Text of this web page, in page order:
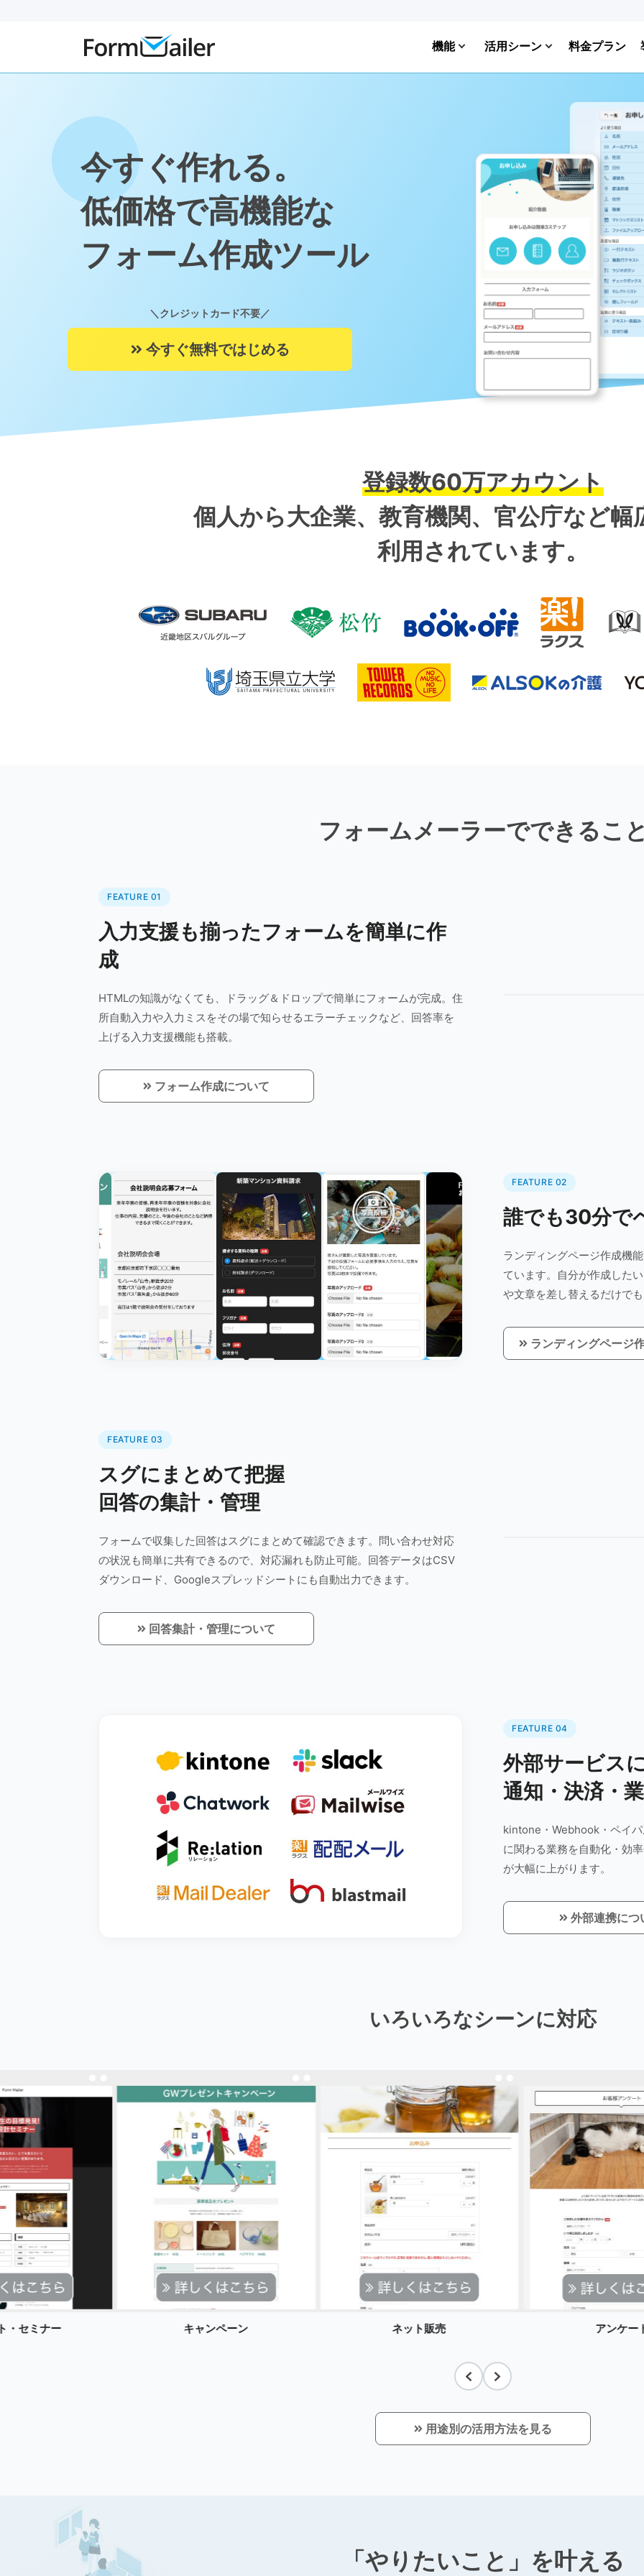
機能 活用シーン 料金プラン
今すぐ作れる。
低価格で高機能な
フォーム作成ツール
＼クレジットカード不要／
今すぐ無料ではじめる
登録数60万アカウント
個人から大企業、教育機関、官公庁など幅
利用されています。
フォームメーラーでできるこ
FEATURE 01
入力支援も揃ったフォームを簡単に作
成
HTMLの知識がなくても、ドラッグ＆ドロップで簡単にフォームが完成。住
所自動入力や入力ミスをその場で知らせるエラーチェックなど、回答率を
上げる入力支援機能も搭載。
フォーム作成について
FEATURE 02
誰でも30分で
ランディングページ作成機
ています。自分が作成した
や文章を差し替えるだけで
ランディングページ
FEATURE 03
スグにまとめて把握
回答の集計・管理
フォームで収集した回答はスグにまとめて確認できます。問い合わせ対応
の状況も簡単に共有できるので、対応漏れも防止可能。回答データはCSV
ダウンロード、Googleスプレッドシートにも自動出力できます。
回答集計・管理について
FEATURE 04
外部サービス
通知・決済・
kintone・Webhook・ペイ
に関わる業務を自動化・効
が大幅に上がります。
外部連携につ
いろいろなシーンに対応
・セミナー キャンペーン ネット販売 アンケー
用途別の活用方法を見る
「やりたいこと」を叶える